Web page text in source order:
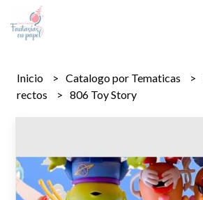
Inicio Catalogo por Tematicas
rectos
806 Toy Story